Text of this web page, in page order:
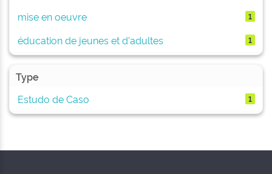
mise en oeuvre 1
éducation de jeunes et d'adultes 1
Type
Estudo de Caso
1